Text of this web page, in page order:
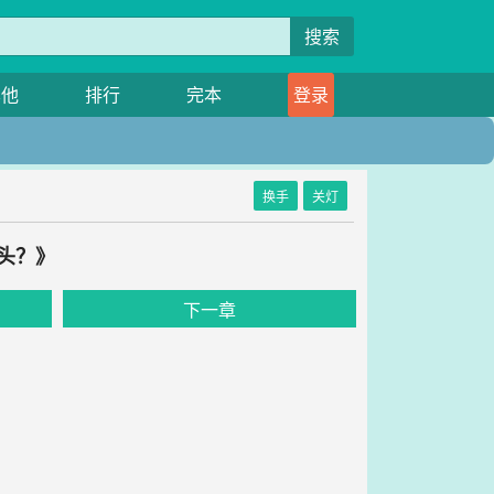
搜索
排行 完本 登录
换手 关灯
？》
下一章